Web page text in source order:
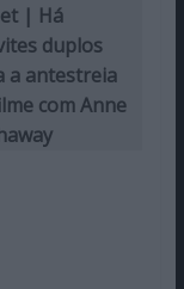
| Há
duplos
a antestreia
com Anne